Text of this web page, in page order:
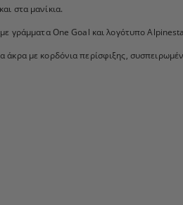
στα μανίκια.
γράμματα One Goal και λογότυπο
με κορδόνια περίσφιξης,